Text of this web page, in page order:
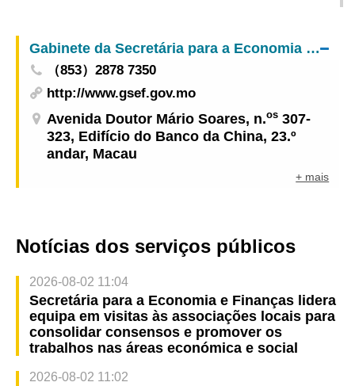
superior de Macau para conhecer o
desenvolvimento do ensino superior e da
capacidade tecnológica e científica da China
Gabinete da Secretária para a Economia e Finanças
（853）2878 7350
http://www.gsef.gov.mo
Avenida Doutor Mário Soares, n.os 307-
323, Edifício do Banco da China, 23.º
andar, Macau
+ mais
Notícias dos serviços públicos
2026-08-02 11:04
Secretária para a Economia e Finanças lidera
equipa em visitas às associações locais para
consolidar consensos e promover os
trabalhos nas áreas económica e social
2026-08-02 11:02